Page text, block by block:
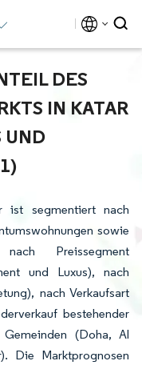
DES W
IN KATAR –
P
ist segmentiert nach
sowie
Preissegment
und Luxus), nach
nach Verkaufsart
bestehender
(Doha, Al
Die Marktprognosen